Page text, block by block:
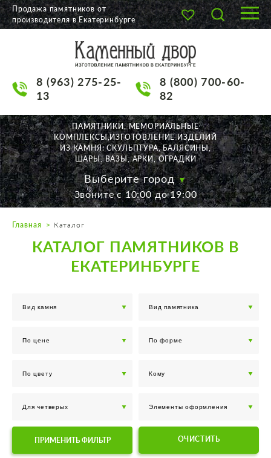
О КОМПАНИИ
НАШИ РАБОТЫ
АКЦИИ
ДОСТАВКА
КОНТАКТЫ
K2532513@yandex.ru
Пн. — Пт. с 10:00 до 19:00
Воскресенье по договор.
Продажа памятников от
производителя в Екатеринбурге
8 (963) 275-25-
13
8 (800) 700-60-
82
ПАМЯТНИКИ, МЕМОРИАЛЬНЫЕ
КОМПЛЕКСЫ,ИЗГОТОВЛЕНИЕ ИЗДЕЛИЙ
ИЗ КАМНЯ: СКУЛЬПТУРА, БАЛЯСИНЫ,
ШАРЫ, ВАЗЫ, АРКИ, ОГРАДКИ
Выберите город
Звоните с 10:00 до 19:00
Главная Каталог
КАТАЛОГ ПАМЯТНИКОВ В
ЕКАТЕРИНБУРГЕ
ПРИМЕНИТЬ ФИЛЬТР ОЧИСТИТЬ